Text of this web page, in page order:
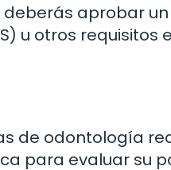
aprobar
u otros
de odontología
para evaluar su